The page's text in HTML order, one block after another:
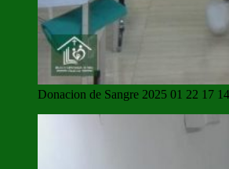
Donacion de Sangre 2025 01 22 17